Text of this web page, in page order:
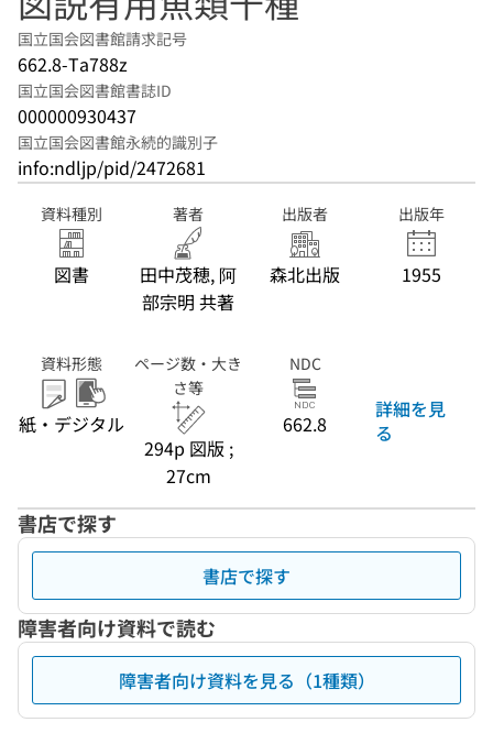
国立国会図書館請求記号
662.8-Ta788z
国立国会図書館書誌ID
000000930437
国立国会図書館永続的識別子
info:ndljp/pid/2472681
資料種別
図書
著者
田中茂穂, 阿
部宗明 共著
出版者
森北出版
出版年
1955
資料形態
紙・デジタル
ページ数・大き
さ等
294p 図版 ;
27cm
NDC
662.8
詳細を見
る
書店で探す
書店で探す
障害者向け資料で読む
障害者向け資料を見る（1種類）